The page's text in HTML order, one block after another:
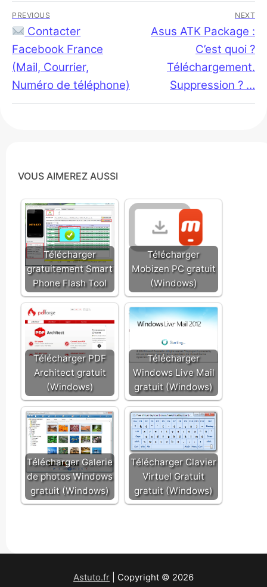
Navigation
de
l’article
PREVIOUS
Previous
post:
Contacter
Facebook France
(Mail, Courrier,
Numéro de téléphone)
NEXT
Next
Asus ATK Package :
C’est quoi ?
Téléchargement.
Suppression ? …
VOUS AIMEREZ AUSSI
Télécharger
gratuitement Smart
Phone Flash Tool
Télécharger
Mobizen PC gratuit
(Windows)
Télécharger PDF
Architect gratuit
(Windows)
Télécharger
Windows Live Mail
gratuit (Windows)
Télécharger Galerie
de photos Windows
gratuit (Windows)
Télécharger Clavier
Virtuel Gratuit
gratuit (Windows)
Astuto.fr | Copyright © 2026